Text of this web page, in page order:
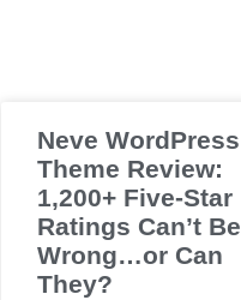
Neve WordPress
Theme Review:
1,200+ Five-Star
Ratings Can’t Be
Wrong…or Can
They?